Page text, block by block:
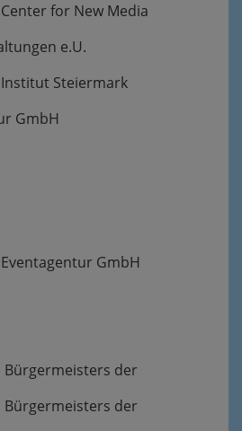
for New Media
e.U.
Institut Steiermark
GmbH
GmbH
Bürgermeisters der
Bürgermeisters der